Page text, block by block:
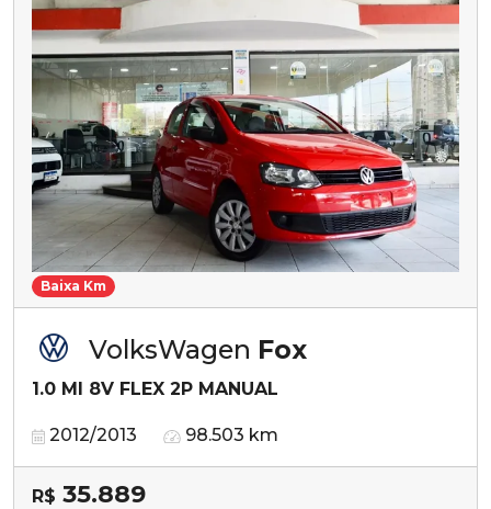
Baixa Km
VolksWagen Fox
1.0 MI 8V FLEX 2P MANUAL
2012/2013 98.503 km
R$ 35.889